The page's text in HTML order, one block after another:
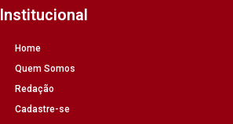
Institucional
Home
Quem Somos
Redação
Cadastre-se